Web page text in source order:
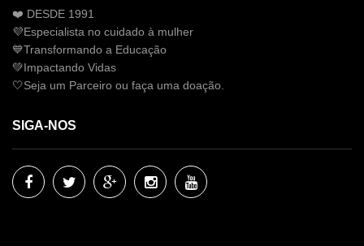
❤️ DESDE 1991
💜Especialista no cuidado à mulher
💙Transformando a Educação
💚Impactando Vidas
🤍Seja um Parceiro ou faça uma doação.
SIGA-NOS